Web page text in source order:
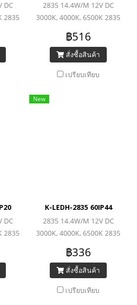
DC
2835
M)
2835 14.4W/M 12V DC
3000K, 4000K, 6500K 2835
Low-Power (120LEDs/M)
1680lm/M
฿516
สั่งซื้อสินค้า
เปรียบเทียบ
DC
2835
M)
New
K-LEDH-2835 60IP44
2835 14.4W/M 12V DC
3000K, 4000K, 6500K 2835
Mid-Power (60LEDs/M)
1500lm/M
฿336
สั่งซื้อสินค้า
เปรียบเทียบ